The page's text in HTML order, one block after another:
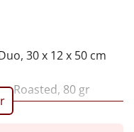
30 x 12 x 50 cm
Roasted, 80 gr